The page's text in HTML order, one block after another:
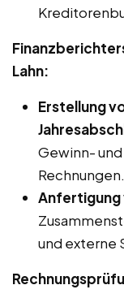
Lahn:
Erstellung
Gewinn-
Rechnungen.
und externe